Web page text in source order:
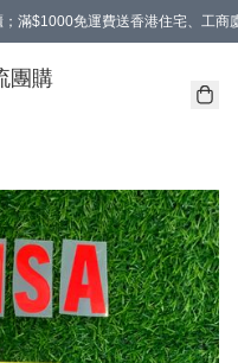
滿$1000免運費送香港住宅、工商
團購